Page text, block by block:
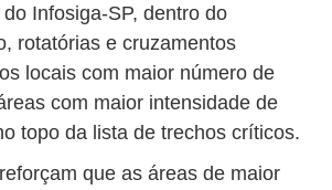
Infosiga-SP, dentro do
rotatórias e cruzamentos
locais com maior número de
com maior intensidade de
topo da lista de trechos críticos.
que as áreas de maior